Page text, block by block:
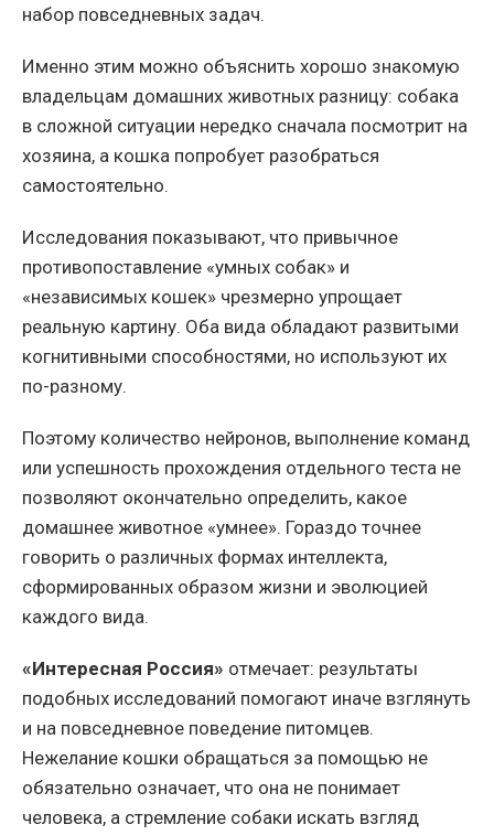
набор повседневных задач.
Именно этим можно объяснить хорошо знакомую
владельцам домашних животных разницу: собака
в сложной ситуации нередко сначала посмотрит на
хозяина, а кошка попробует разобраться
самостоятельно.
Исследования показывают, что привычное
противопоставление «умных собак» и
«независимых кошек» чрезмерно упрощает
реальную картину. Оба вида обладают развитыми
когнитивными способностями, но используют их
по-разному.
Поэтому количество нейронов, выполнение команд
или успешность прохождения отдельного теста не
позволяют окончательно определить, какое
домашнее животное «умнее». Гораздо точнее
говорить о различных формах интеллекта,
сформированных образом жизни и эволюцией
каждого вида.
«Интересная Россия» отмечает: результаты
подобных исследований помогают иначе взглянуть
и на повседневное поведение питомцев.
Нежелание кошки обращаться за помощью не
обязательно означает, что она не понимает
человека, а стремление собаки искать взгляд